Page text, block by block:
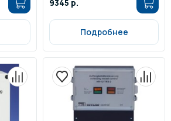
9345 р.
Подробнее